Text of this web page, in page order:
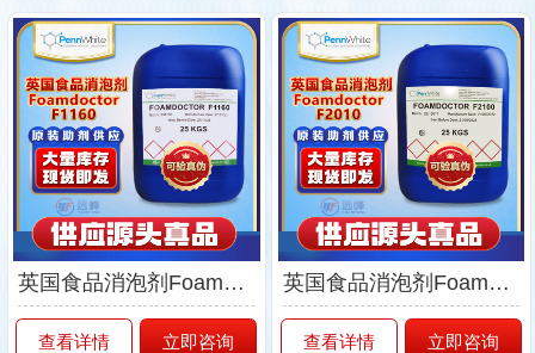
英国食品消泡剂Foamdoctor-F1160
查看详情 立即咨询
英国食品消泡剂Foamdoctor-F2010
查看详情 立即咨询